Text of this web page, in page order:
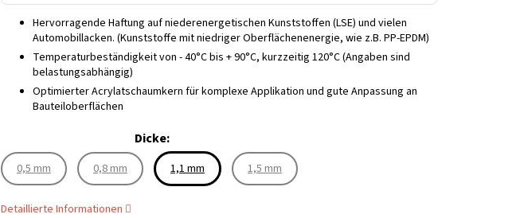
Hervorragende Haftung auf niederenergetischen Kunststoffen (LSE) und vielen
Automobillacken. (Kunststoffe mit niedriger Oberflächenenergie, wie z.B. PP-EPDM)
Temperaturbeständigkeit von - 40°C bis + 90°C, kurzzeitig 120°C (Angaben sind
belastungsabhängig)
Optimierter Acrylatschaumkern für komplexe Applikation und gute Anpassung an
Bauteiloberflächen
Dicke:
0,5 mm 0,8 mm 1,1 mm 1,5 mm
Detaillierte Informationen